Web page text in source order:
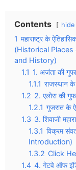
Contents hide
1 महाराष्ट्र के
(Historical
and History)
1.1 1. अजंता की
1.1.1 राजस्थान के
1.2 2. एलोरा की
1.2.1 गुजरात के
1.3 3. शिवाजी
1.3.1 विक्रम
Introduction)
1.3.2 Click
1.4 4. गेटवे ऑफ